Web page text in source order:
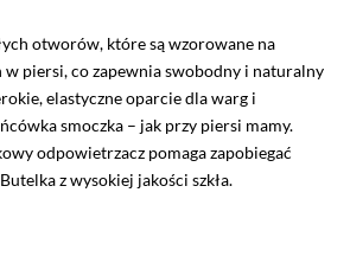
otworów, które są wzorowane na
w piersi, co zapewnia swobodny i naturalny
elastyczne oparcie dla warg i
smoczka – jak przy piersi mamy.
odpowietrzacz pomaga zapobiegać
z wysokiej jakości szkła.